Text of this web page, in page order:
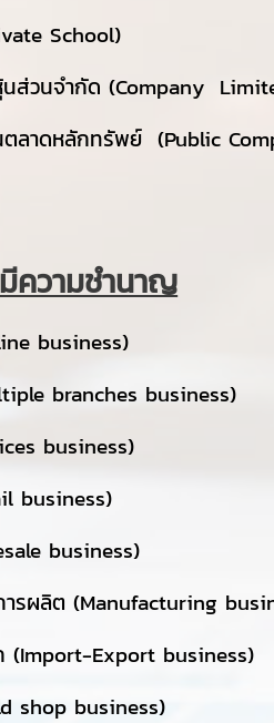
School)
นส่วนจำกัด (Company
ตลาดหลักทรัพย์ (Public
ความชำนาญ
business)
branches business)
business)
business)
business)
รผลิต (Manufacturing
(Import-Export business)
shop business)